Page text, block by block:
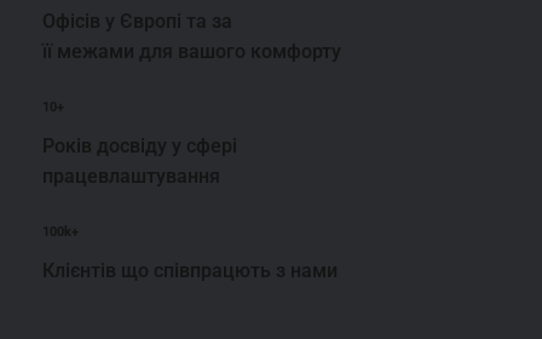
Офісів у Європі та за
її межами для вашого комфорту
10+
Років досвіду у сфері
працевлаштування
100k+
Клієнтів що співпрацють з нами